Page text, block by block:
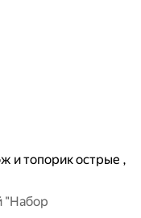
и топорик острые ,
"Набор